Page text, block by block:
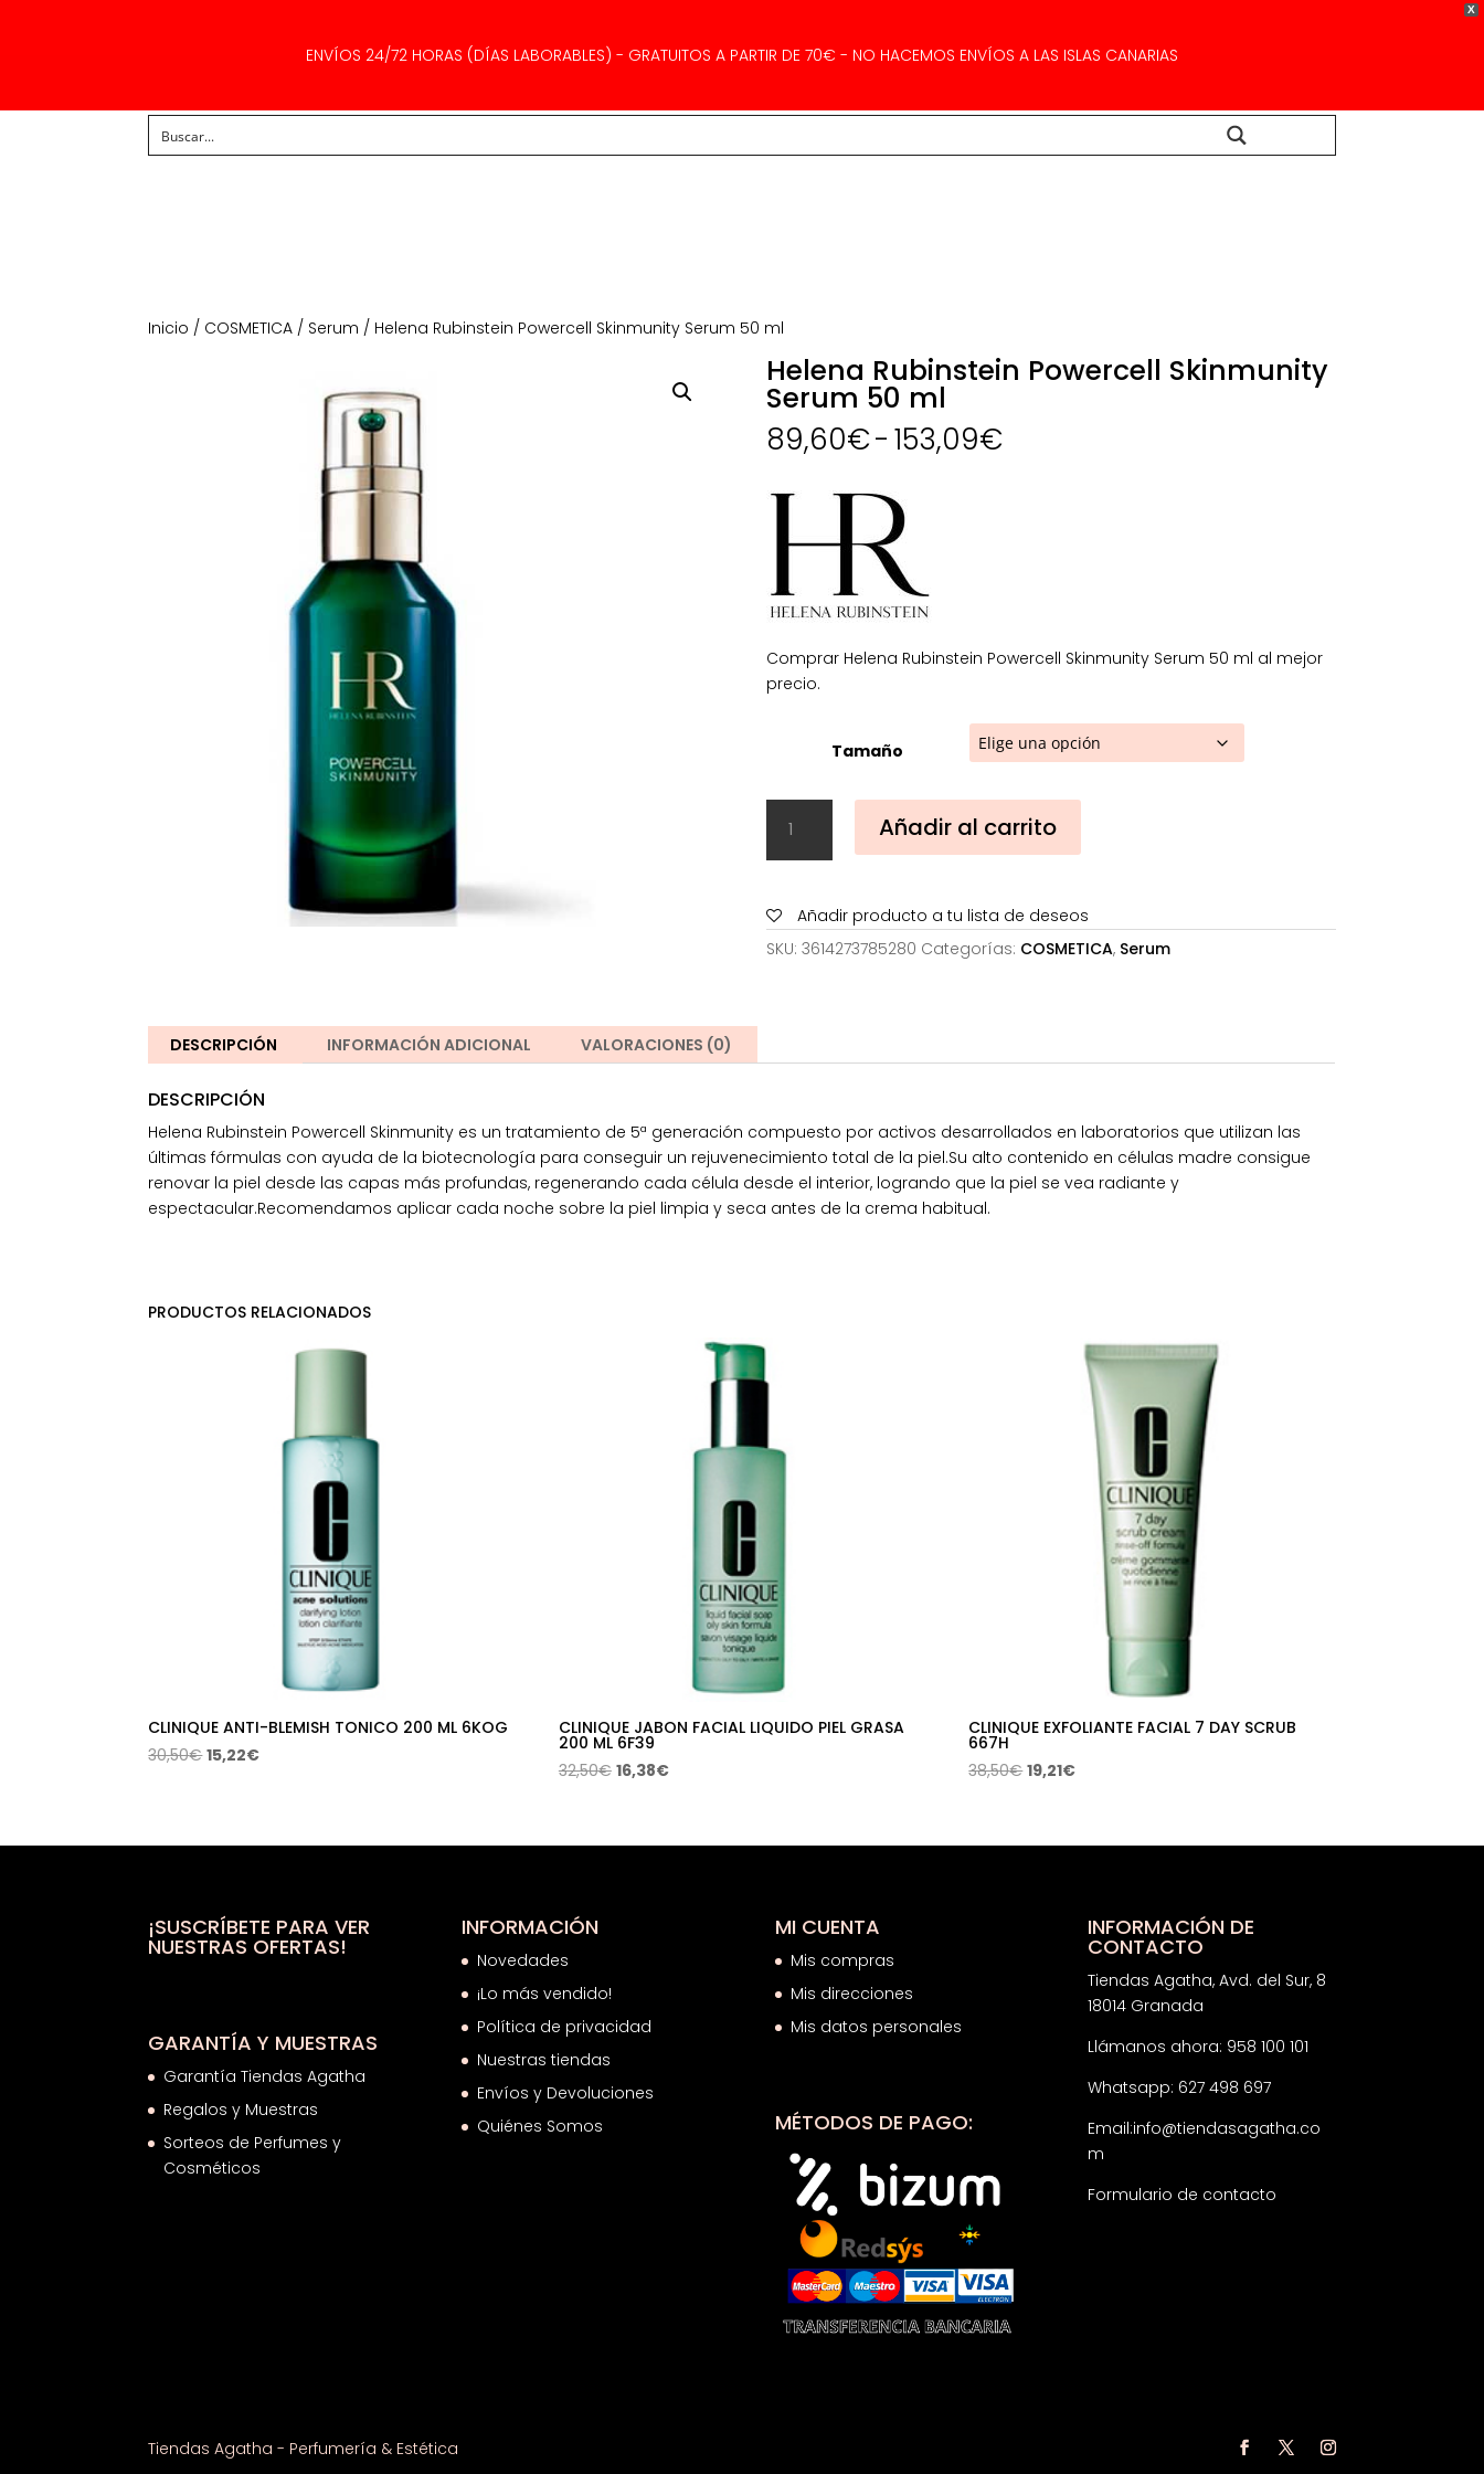
X
ENVÍOS 24/72 HORAS (DÍAS LABORABLES) - GRATUITOS A PARTIR DE 70€ - NO HACEMOS ENVÍOS A LAS ISLAS CANARIAS
Inicio / COSMETICA / Serum / Helena Rubinstein Powercell Skinmunity Serum 50 ml
Helena Rubinstein Powercell Skinmunity
Serum 50 ml
89,60€-153,09€Rango
Comprar Helena Rubinstein Powercell Skinmunity Serum 50 ml al mejor
precio.
Tamaño
Rubinstein
Powercell
Serum
50
Añadir al carrito
Añadir producto a tu lista de deseos
SKU: 3614273785280 Categorías: COSMETICA, Serum
DESCRIPCIÓN INFORMACIÓN ADICIONAL VALORACIONES (0)
DESCRIPCIÓN
Helena Rubinstein Powercell Skinmunity es un tratamiento de 5ª generación compuesto por activos desarrollados en laboratorios que utilizan las
últimas fórmulas con ayuda de la biotecnología para conseguir un rejuvenecimiento total de la piel.Su alto contenido en células madre consigue
renovar la piel desde las capas más profundas, regenerando cada célula desde el interior, logrando que la piel se vea radiante y
espectacular.Recomendamos aplicar cada noche sobre la piel limpia y seca antes de la crema habitual.
PRODUCTOS RELACIONADOS
CLINIQUE ANTI-BLEMISH TONICO 200 ML 6KOG
30,50€El
15,22€El
CLINIQUE JABON FACIAL LIQUIDO PIEL GRASA
200 ML 6F39
32,50€ El
era:
16,38€El
es:
CLINIQUE EXFOLIANTE FACIAL 7 DAY SCRUB
667H
38,50€El
era:
19,21€El
es:
¡SUSCRÍBETE PARA VER
NUESTRAS OFERTAS!
GARANTÍA Y MUESTRAS
Garantía Tiendas Agatha
Regalos y Muestras
Sorteos de Perfumes y
Cosméticos
INFORMACIÓN
Novedades
¡Lo más vendido!
Política de privacidad
Nuestras tiendas
Envíos y Devoluciones
Quiénes Somos
MI CUENTA
Mis compras
Mis direcciones
Mis datos personales
MÉTODOS DE PAGO:
INFORMACIÓN DE
CONTACTO
Tiendas Agatha, Avd. del Sur, 8
18014 Granada
Llámanos ahora: 958 100 101
Whatsapp: 627 498 697
Email:info@tiendasagatha.co
m
Formulario de contacto
Tiendas Agatha - Perfumería & Estética